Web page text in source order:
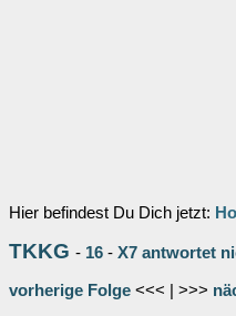
Hier befindest Du Dich jetzt:
TKKG - 16 - X7 antwortet
vorherige Folge <<< | >>>